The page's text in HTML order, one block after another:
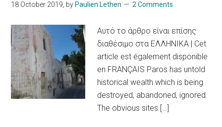
18 October 2019, by Paulien Lethen 2 Comments
Αυτό το άρθρο είναι επίσης
διαθέσιμο στα ΕΛΛΗΝΙΚΑ | Cet
article est également disponible
en FRANÇAIS Paros has untold
historical wealth which is being
destroyed, abandoned, ignored.
The obvious sites […]